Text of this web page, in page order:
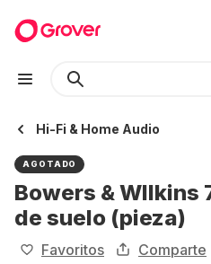
Hi-Fi & Home Audio
AGOTADO
Bowers & WIlkins
de suelo (pieza)
Favoritos Comparte